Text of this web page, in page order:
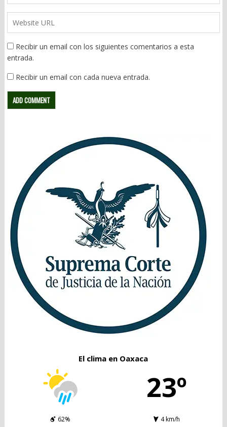
Recibir un email con los siguientes comentarios a esta
entrada.
Recibir un email con cada nueva entrada.
El clima en Oaxaca
23º
62%
4 km/h